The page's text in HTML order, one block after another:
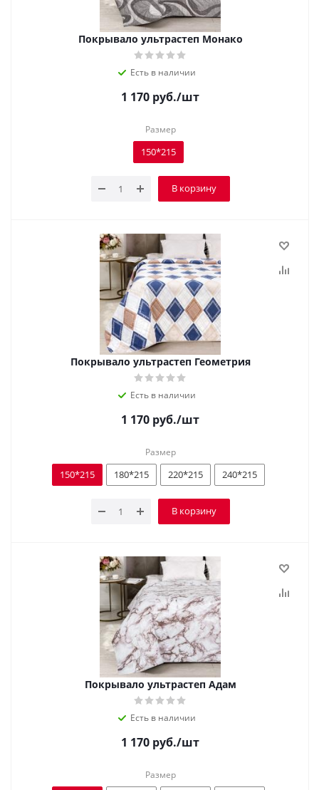
Покрывало ультрастеп Монако
Есть в наличии
1 170 руб./шт
Размер
150*215
В корзину
Покрывало ультрастеп Геометрия
Есть в наличии
1 170 руб./шт
Размер
150*215 180*215 220*215 240*215
В корзину
Покрывало ультрастеп Адам
Есть в наличии
1 170 руб./шт
Размер